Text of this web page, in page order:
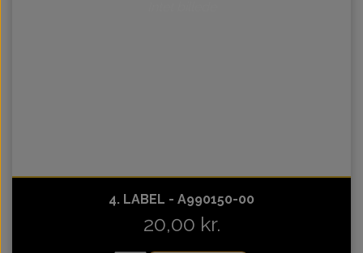
4. LABEL - A990150-00
20,00 kr.